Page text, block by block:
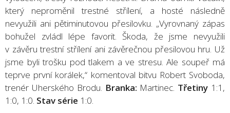
který neproměnil trestné střílení, a hosté následně
nevyužili ani pětiminutovou přesilovku. „Vyrovnaný zápas
bohužel zvládl lépe favorit. Škoda, že jsme nevyužili
v závěru trestní střílení ani závěrečnou přesilovou hru. Už
jsme byli trošku pod tlakem a ve stresu. Ale soupeř má
teprve první korálek,“ komentoval bitvu Robert Svoboda,
trenér Uherského Brodu. Branka: Martinec. Třetiny 1:1,
1:0, 1:0. Stav série 1:0.